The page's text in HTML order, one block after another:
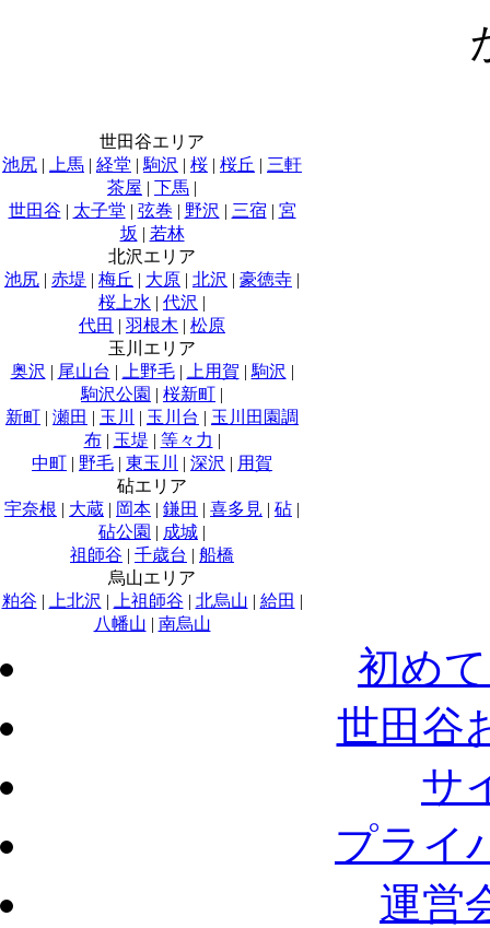
世田谷エリア
池尻 | 上馬 | 経堂 | 駒沢 | 桜 | 桜丘 | 三軒
茶屋 | 下馬 |
世田谷 | 太子堂 | 弦巻 | 野沢 | 三宿 | 宮
坂 | 若林
北沢エリア
池尻 | 赤堤 | 梅丘 | 大原 | 北沢 | 豪徳寺 |
桜上水 | 代沢 |
代田 | 羽根木 | 松原
玉川エリア
奥沢 | 尾山台 | 上野毛| 上用賀 | 駒沢 |
駒沢公園 | 桜新町 |
新町 | 瀬田 | 玉川 | 玉川台 | 玉川田園調
布| 玉堤 | 等々力 |
中町 | 野毛 | 東玉川 | 深沢 | 用賀
砧エリア
宇奈根 | 大蔵 | 岡本 | 鎌田 | 喜多見 | 砧 |
砧公園 | 成城 |
祖師谷 | 千歳台 | 船橋
烏山エリア
粕谷 | 上北沢 | 上祖師谷 | 北烏山 | 給田 |
八幡山 | 南烏山
初め
世田谷
サ
プライ
運営